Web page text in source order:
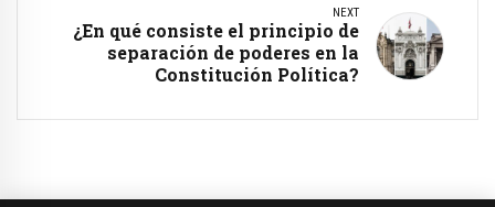
NEXT
¿En qué consiste el principio de
separación de poderes en la
Constitución Política?